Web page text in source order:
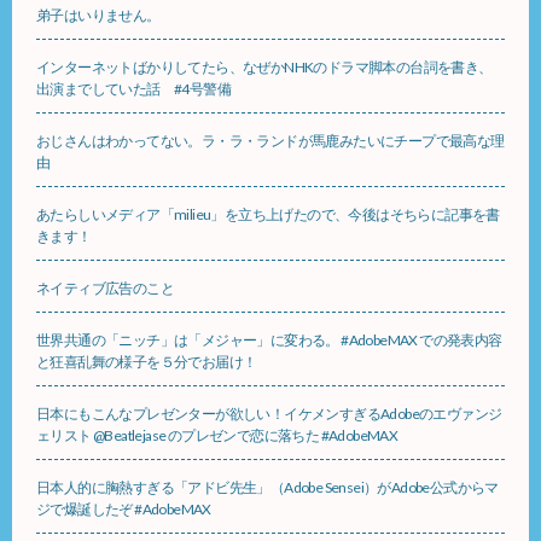
弟子はいりません。
インターネットばかりしてたら、なぜかNHKのドラマ脚本の台詞を書き、
出演までしていた話 #4号警備
おじさんはわかってない。ラ・ラ・ランドが馬鹿みたいにチープで最高な理
由
あたらしいメディア「milieu」を立ち上げたので、今後はそちらに記事を書
きます！
ネイティブ広告のこと
世界共通の「ニッチ」は「メジャー」に変わる。 #AdobeMAX での発表内容
と狂喜乱舞の様子を５分でお届け！
日本にもこんなプレゼンターが欲しい！イケメンすぎるAdobeのエヴァンジ
ェリスト @Beatlejase のプレゼンで恋に落ちた #AdobeMAX
日本人的に胸熱すぎる「アドビ先生」（Adobe Sensei）がAdobe公式からマ
ジで爆誕したぞ #AdobeMAX